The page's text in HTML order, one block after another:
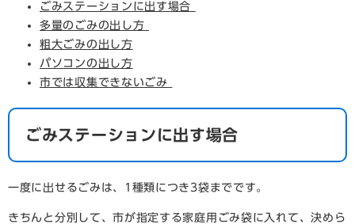
ごみステーションに出す場合
多量のごみの出し方
粗大ごみの出し方
パソコンの出し方
市では収集できないごみ
ごみステーションに出す場合
一度に出せるごみは、1種類につき3袋までです。
きちんと分別して、市が指定する家庭用ごみ袋に入れて、決めら